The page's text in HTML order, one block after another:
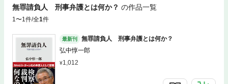
無罪請負人 刑事弁護とは何か？ の作品一覧
1〜1件/全1件
最新刊
無罪請負人 刑事弁護とは何か？
弘中惇一郎
1,012